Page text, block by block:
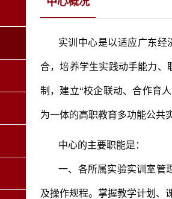
实训中心是以适应广东经
合，培养学生实践动手能力、
制，建立“校企联动、合作育
为一体的高职教育多功能公共
中心的主要职能是：
一、各所属实验实训室管
及操作规程。掌握教学计划、